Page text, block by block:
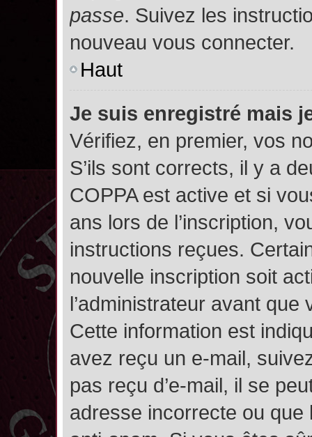
passe. Suivez les
nouveau vous connecter.
Haut
Je suis enregistré mais
Vérifiez, en premier, vos
S’ils sont corrects, il y a
COPPA est active et si
ans lors de l’inscription,
instructions reçues.
nouvelle inscription soit
l’administrateur avant
Cette information est
avez reçu un e-mail,
pas reçu d’e-mail, il se
adresse incorrecte ou que